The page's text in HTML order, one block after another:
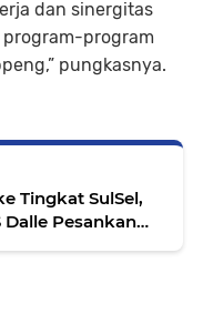
dan sinergitas
program-program
pungkasnya.
Tingkat SulSel,
Dalle Pesankan